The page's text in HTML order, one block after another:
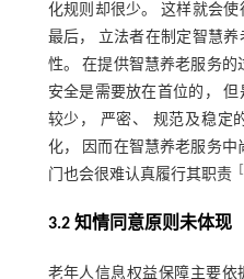
化规则却很少。 这样就会使
最后， 立法者在制定智慧
性。 在提供智慧养老服务的
安全是需要放在首位的，
较少， 严密、 规范及稳定
化， 因而在智慧养老服务中
门也会很难认真履行其职责［
3.2 知情同意原则未体现
老年人信息权益保障主要依